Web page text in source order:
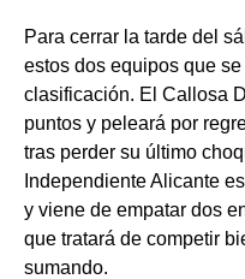
Para cerrar la tarde del
estos dos equipos que
clasificación. El Callosa
puntos y peleará por
tras perder su último
Independiente Alicante
y viene de empatar dos
que tratará de competir
sumando.